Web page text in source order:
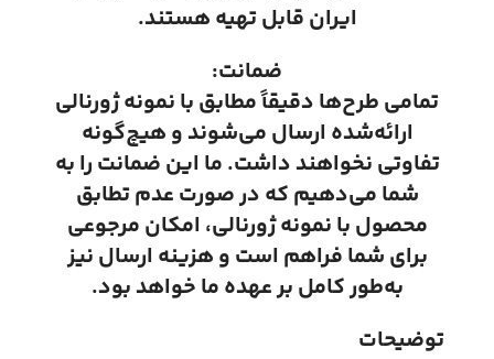
ایران قابل تهیه هستند.
ضمانت:
تمامی طرح‌ها دقیقاً مطابق با نمونه ژورنالی
ارائه‌شده ارسال می‌شوند و هیچ‌گونه
تفاوتی نخواهند داشت. ما این ضمانت را به
شما می‌دهیم که در صورت عدم تطابق
محصول با نمونه ژورنالی، امکان مرجوعی
برای شما فراهم است و هزینه ارسال نیز
به‌طور کامل بر عهده ما خواهد بود.
توضیحات